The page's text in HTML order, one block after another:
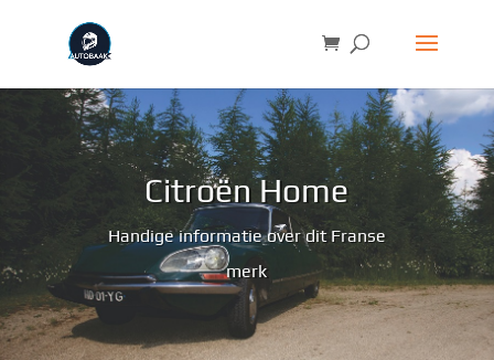
Citroën Home
Handige informatie over dit Franse
merk